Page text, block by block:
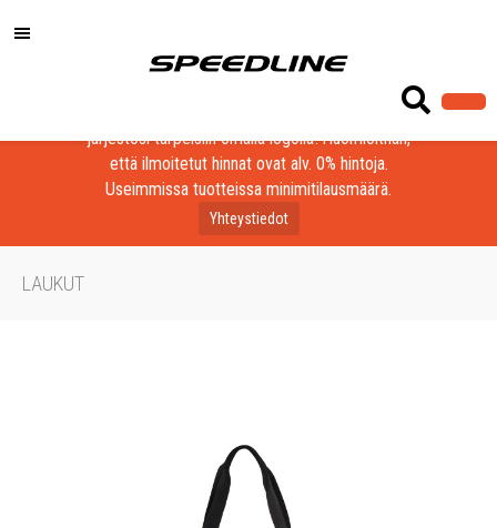
Löydä laadukkaat tuotteet yrityksesi, seurasi tai
järjestösi tarpeisiin omalla logolla! Huomioithan,
että ilmoitetut hinnat ovat alv. 0% hintoja.
Useimmissa tuotteissa minimitilausmäärä.
Yhteystiedot
LAUKUT